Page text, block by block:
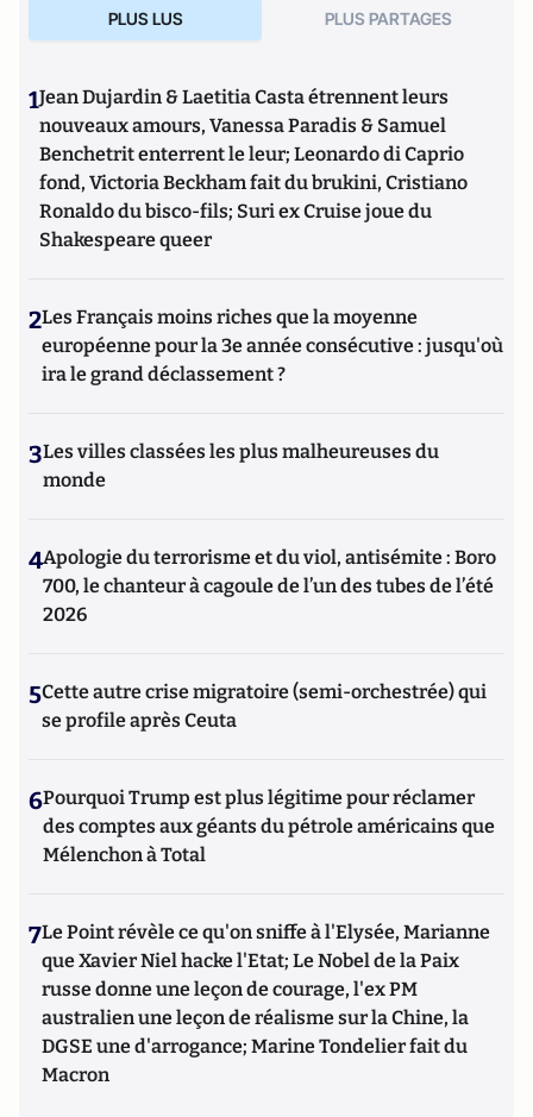
PLUS LUS PLUS PARTAGES
1Jean Dujardin & Laetitia Casta étrennent leurs
nouveaux amours, Vanessa Paradis & Samuel
Benchetrit enterrent le leur; Leonardo di Caprio
fond, Victoria Beckham fait du brukini, Cristiano
Ronaldo du bisco-fils; Suri ex Cruise joue du
Shakespeare queer
2Les Français moins riches que la moyenne
européenne pour la 3e année consécutive : jusqu'où
ira le grand déclassement ?
3Les villes classées les plus malheureuses du
monde
4Apologie du terrorisme et du viol, antisémite : Boro
700, le chanteur à cagoule de l’un des tubes de l’été
2026
5Cette autre crise migratoire (semi-orchestrée) qui
se profile après Ceuta
6Pourquoi Trump est plus légitime pour réclamer
des comptes aux géants du pétrole américains que
Mélenchon à Total
7Le Point révèle ce qu'on sniffe à l'Elysée, Marianne
que Xavier Niel hacke l'Etat; Le Nobel de la Paix
russe donne une leçon de courage, l'ex PM
australien une leçon de réalisme sur la Chine, la
DGSE une d'arrogance; Marine Tondelier fait du
Macron